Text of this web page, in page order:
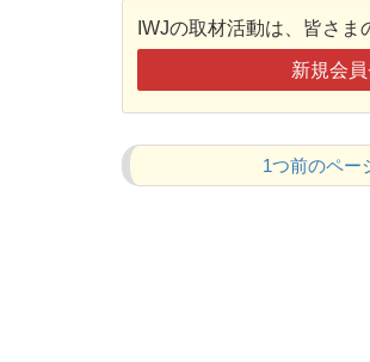
IWJの取材活動は、皆さま
新規会
1つ前のペー